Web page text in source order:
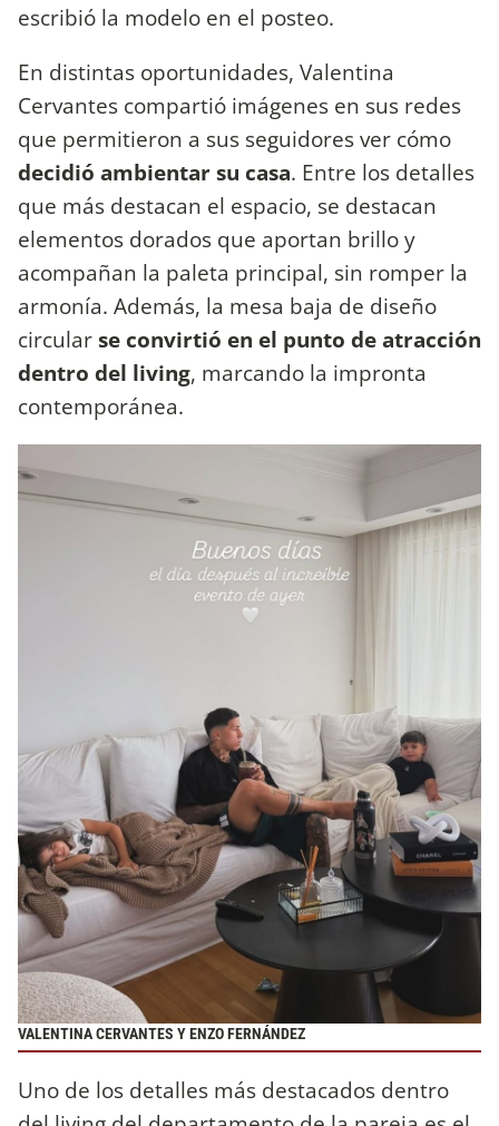
escribió la modelo en el posteo.
En distintas oportunidades, Valentina
Cervantes compartió imágenes en sus redes
que permitieron a sus seguidores ver cómo
decidió ambientar su casa. Entre los detalles
que más destacan el espacio, se destacan
elementos dorados que aportan brillo y
acompañan la paleta principal, sin romper la
armonía. Además, la mesa baja de diseño
circularse convirtió en el punto de atracción
dentro del living, marcando la impronta
contemporánea.
VALENTINA CERVANTES Y ENZO FERNÁNDEZ
Uno de los detalles más destacados dentro